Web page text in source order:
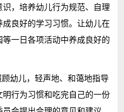
，培养幼儿行为规范、自理
良好的学习习惯。让幼儿在
一日各项活动中养成良好的
幼儿，轻声地、和蔼地指导
行为习惯和吃完自己的一份